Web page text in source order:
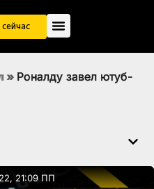
» Роналду завел ютуб-
21:09 ПП